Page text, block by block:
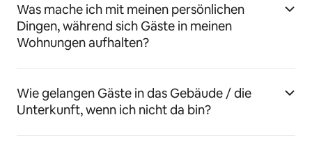
Was mache ich mit meinen persönlichen
Dingen, während sich Gäste in meinen
Wohnungen aufhalten?
Wie gelangen Gäste in das Gebäude / die
Unterkunft, wenn ich nicht da bin?